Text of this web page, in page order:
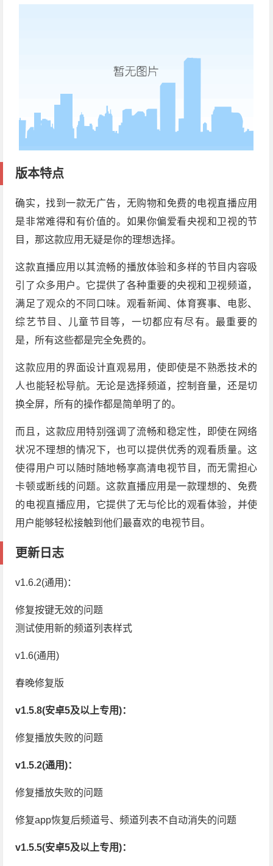
版本特点
确实，找到一款无广告，无购物和免费的电视直播应用
是非常难得和有价值的。如果你偏爱看央视和卫视的节
目，那这款应用无疑是你的理想选择。
这款直播应用以其流畅的播放体验和多样的节目内容吸
引了众多用户。它提供了各种重要的央视和卫视频道，
满足了观众的不同口味。观看新闻、体育赛事、电影、
综艺节目、儿童节目等，一切都应有尽有。最重要的
是，所有这些都是完全免费的。
这款应用的界面设计直观易用，使即使是不熟悉技术的
人也能轻松导航。无论是选择频道，控制音量，还是切
换全屏，所有的操作都是简单明了的。
而且，这款应用特别强调了流畅和稳定性，即使在网络
状况不理想的情况下，也可以提供优秀的观看质量。这
使得用户可以随时随地畅享高清电视节目，而无需担心
卡顿或断线的问题。这款直播应用是一款理想的、免费
的电视直播应用，它提供了无与伦比的观看体验，并使
用户能够轻松接触到他们最喜欢的电视节目。
更新日志
v1.6.2(通用)：
修复按键无效的问题
测试使用新的频道列表样式
v1.6(通用)
春晚修复版
v1.5.8(安卓5及以上专用)：
修复播放失败的问题
v1.5.2(通用)：
修复播放失败的问题
修复app恢复后频道号、频道列表不自动消失的问题
v1.5.5(安卓5及以上专用)：